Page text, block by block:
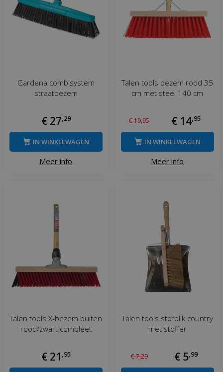
Gardena combisystem
straatbezem
€ 27 29
Meer info
IN WINKELWAGEN
Talen tools bezem rood 35
cm met steel 140 cm
€19,95 € 14 95
Meer info
IN WINKELWAGEN
Talen tools X-bezem buiten
rood/zwart compleet
€ 21 95
Talen tools stofblik country
met stoffer
€7,29 € 5 99